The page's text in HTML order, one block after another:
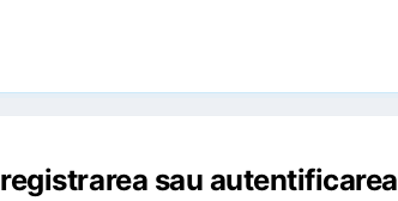
sau autentificarea